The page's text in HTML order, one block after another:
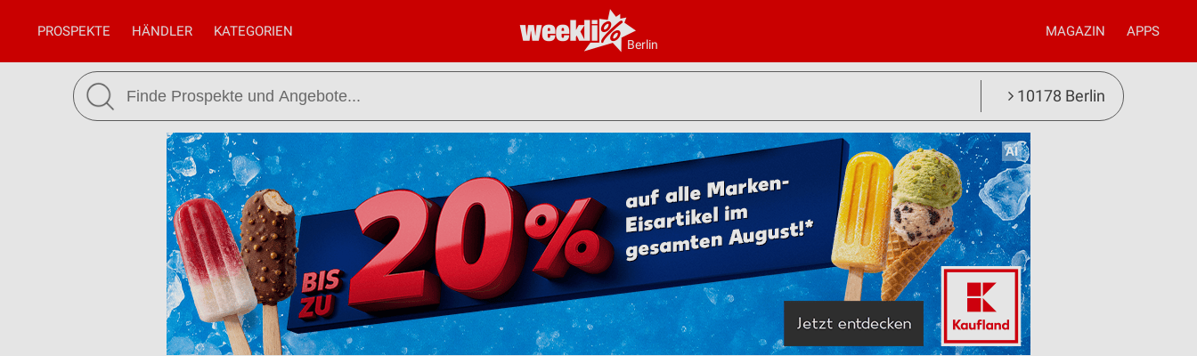
Berlin
PROSPEKTE HÄNDLER KATEGORIEN MAGAZIN APPS
10178 Berlin